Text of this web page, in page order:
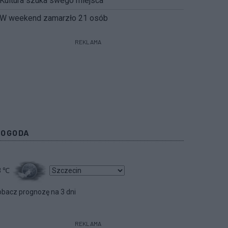
W weekend zamarzło 21 osób
REKLAMA
℃
prognozę na 3 dni
REKLAMA